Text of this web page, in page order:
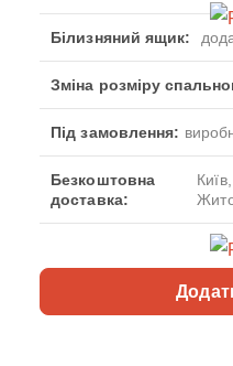
Білизняний ящик:
Зміна розміру
Під замовлення:
Безкоштовна
доставка: